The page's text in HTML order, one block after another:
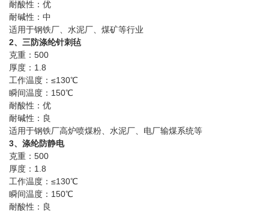
耐酸性：优
耐碱性：中
适用于钢铁厂、水泥厂、煤矿等行业
2、三防涤纶针刺毡
克重：500
厚度：1.8
工作温度：≤130℃
瞬间温度：150℃
耐酸性：优
耐碱性：良
适用于钢铁厂高炉喷煤粉、水泥厂、电厂输煤系统等
3、涤纶防静电
克重：500
厚度：1.8
工作温度：≤130℃
瞬间温度：150℃
耐酸性：良